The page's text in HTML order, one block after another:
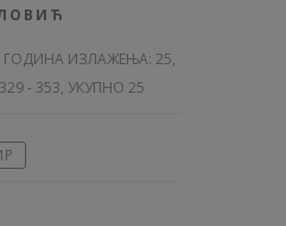
ГОДИНА ИЗЛАЖЕЊА: 25,
- 353, УКУПНО 25